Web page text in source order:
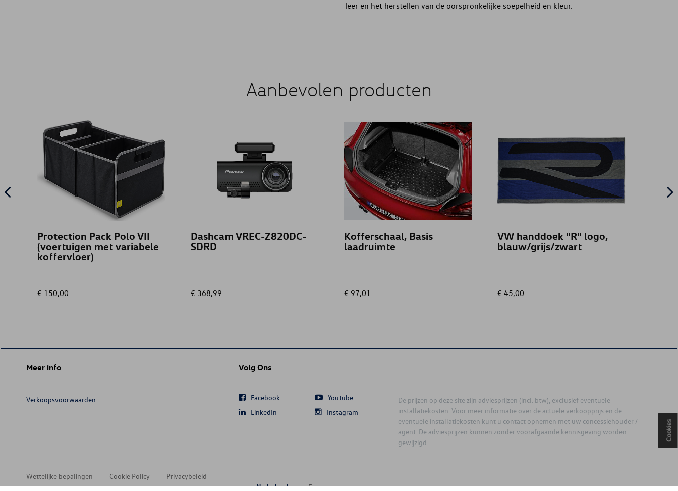
leer en het herstellen van de oorspronkelijke soepelheid en kleur.
Aanbevolen producten
Protection Pack Polo VII
(voertuigen met variabele
koffervloer)
€ 150,00
Dashcam VREC-Z820DC-
SDRD
€ 368,99
Kofferschaal, Basis
laadruimte
€ 97,01
VW handdoek "R" logo,
blauw/grijs/zwart
€ 45,00
Meer info
Verkoopsvoorwaarden
Volg Ons
Facebook
Youtube
LinkedIn
Instagram
De prijzen op deze site zijn adviesprijzen (incl. btw), exclusief eventuele
installatiekosten. Voor meer informatie over de actuele verkoopprijs en de
eventuele installatiekosten kunt u contact opnemen met uw concessiehouder /
agent. De adviesprijzen kunnen zonder voorafgaande kennisgeving worden
gewijzigd.
Wettelijke bepalingen Cookie Policy
Privacybeleid
Nederlands
Français
Cookies